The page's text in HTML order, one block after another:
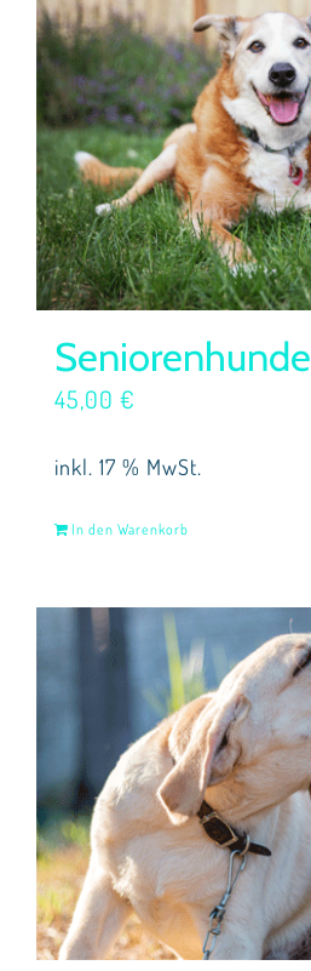
Seniorenhunde
45,00 €
inkl. 17 % MwSt.
In den Warenkorb